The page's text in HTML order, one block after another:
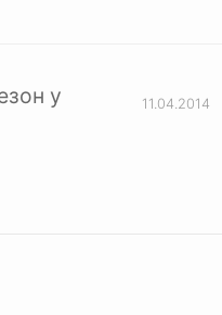
у
11.04.2014